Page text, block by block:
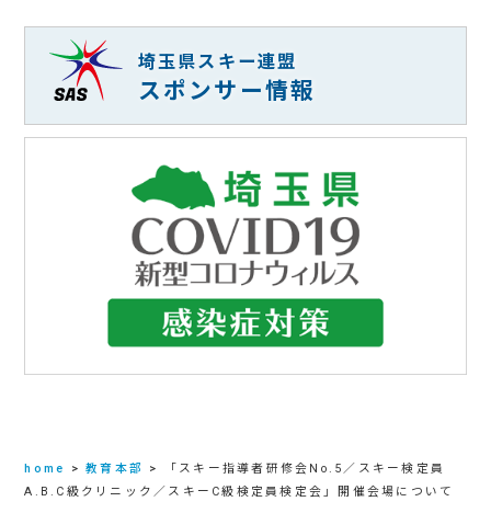
埼玉県スキー連盟
スポンサー情報
home >教育本部 >
「スキー指導者研修会No.5／スキー検定員
A.B.C級クリニック／スキーC級検定員検定会」開催会場について